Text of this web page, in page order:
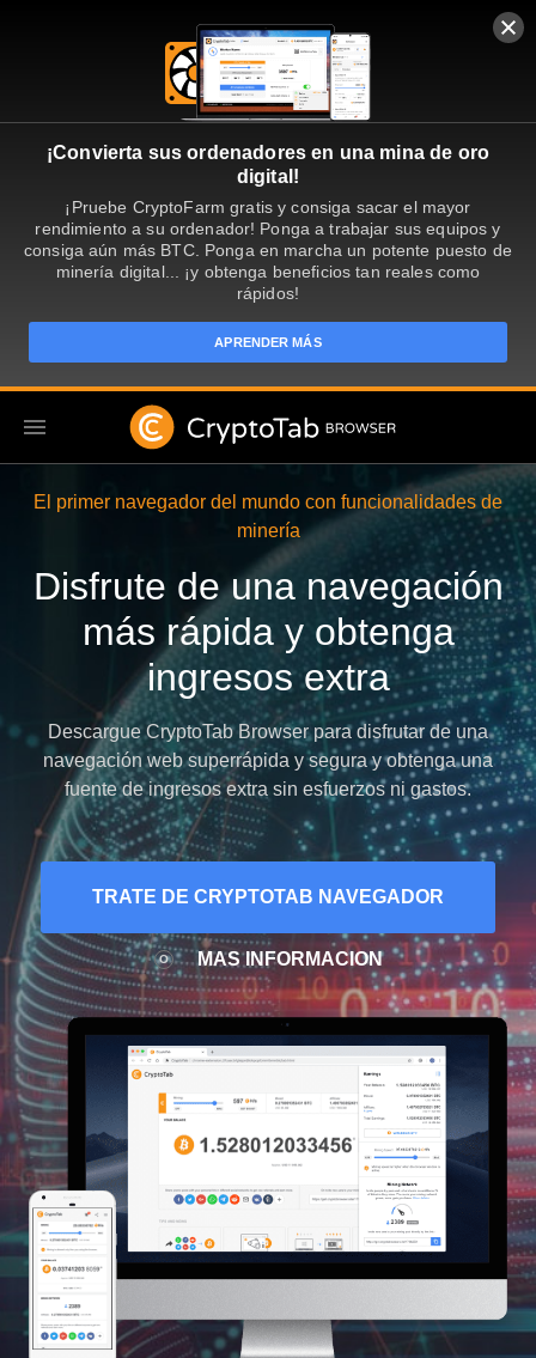
¡Convierta sus ordenadores en una mina de oro
digital!
¡Pruebe CryptoFarm gratis y consiga sacar el mayor
rendimiento a su ordenador! Ponga a trabajar sus equipos y
consiga aún más BTC. Ponga en marcha un potente puesto de
minería digital... ¡y obtenga beneficios tan reales como
rápidos!
APRENDER MÁS
El primer navegador del mundo con funcionalidades de
minería
Disfrute de una navegación
más rápida y obtenga
ingresos extra
Descargue CryptoTab Browser para disfrutar de una
navegación web superrápida y segura y obtenga una
fuente de ingresos extra sin esfuerzos ni gastos.
TRATE DE CRYPTOTAB NAVEGADOR
O MÁS INFORMACIÓN